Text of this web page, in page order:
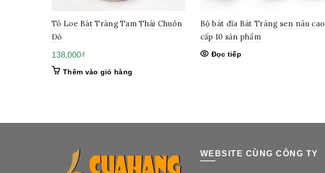
Tô Loe Bát Tràng Tam Thái Chuồn
Đỏ
138,000₫
Thêm vào giỏ hàng
Bộ bát đĩa Bát Tràng sen nâu cao
cấp 10 sản phẩm
Đọc tiếp
WEBSITE CÙNG CÔNG TY